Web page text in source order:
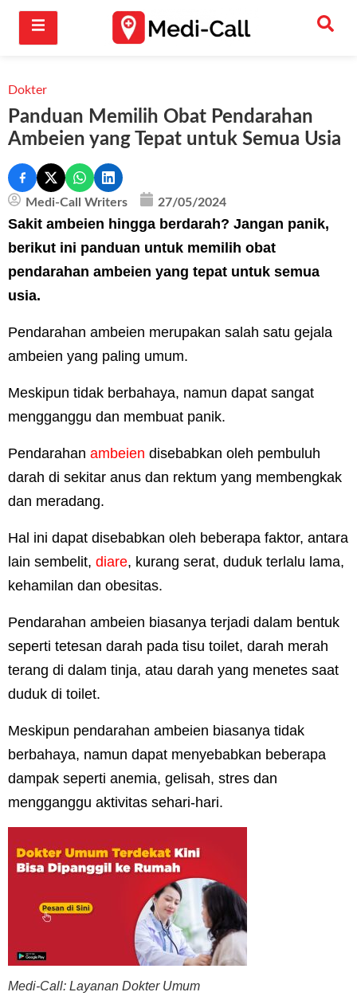
Dokter
Panduan Memilih Obat Pendarahan
Ambeien yang Tepat untuk Semua Usia
Medi-Call Writers 27/05/2024
Sakit ambeien hingga berdarah? Jangan panik,
berikut ini panduan untuk memilih obat
pendarahan ambeien yang tepat untuk semua
usia.
Pendarahan ambeien merupakan salah satu gejala
ambeien yang paling umum.
Meskipun tidak berbahaya, namun dapat sangat
mengganggu dan membuat panik.
Pendarahan ambeien disebabkan oleh pembuluh
darah di sekitar anus dan rektum yang membengkak
dan meradang.
Hal ini dapat disebabkan oleh beberapa faktor, antara
lain sembelit, diare, kurang serat, duduk terlalu lama,
kehamilan dan obesitas.
Pendarahan ambeien biasanya terjadi dalam bentuk
seperti tetesan darah pada tisu toilet, darah merah
terang di dalam tinja, atau darah yang menetes saat
duduk di toilet.
Meskipun pendarahan ambeien biasanya tidak
berbahaya, namun dapat menyebabkan beberapa
dampak seperti anemia, gelisah, stres dan
mengganggu aktivitas sehari-hari.
Medi-Call: Layanan Dokter Umum